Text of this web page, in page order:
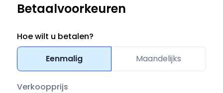
Betaalvoorkeuren
Hoe wilt u betalen?
Eenmalig
Maandelijks
Verkoopprijs